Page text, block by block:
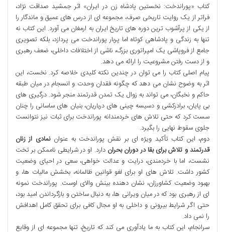
کتاب «پوراندخت: نخستین پادشاه زن در ایران» اثر جمشید صداقت نژاد،
فراتر از یک روایت تاریخی صرف، مجموعه ای از درس های عمیق و ماندگار را
از یکی از پرآشوب ترین دوره های تاریخ ایران به ارمغان می آورد. این کتاب نه
تنها به زندگی و پادشاهی کوتاه اما پربار پوراندخت می پردازد، بلکه تصویری
جامع از فروپاشی یک امپراتوری بزرگ، ناشی از اختلافات داخلی، ضعف رهبری
و از دست رفتن مشروعیت را ارائه می دهد.
پیام اصلی کتاب را می توان در چندین نکته کلیدی خلاصه کرد. نخست، این
اثر به وضوح نشان می دهد که چگونه فقدان وحدت و انسجام در میان طبقه
حاکم و نخبگان، می تواند به زوال یک تمدن قدرتمند منجر شود. درگیری های
بی پایان، برادرکشی و دسیسه چینی های درباریان، بنیان های ساسانی را چنان
سست کرد که حتی تلاش های خردمندانه پوراندخت برای ثبات نیز نتوانست
جلوی سقوط نهایی را بگیرد.
دوم، این کتاب تأکید ویژه ای بر نقش پوراندخت به عنواننمادی از زنان
قدرتمند و تلاش برای بقا در دوران بحران دارد. او در شرایطی ناممکن بر تخت
نشست، اما با خردمندی، درایت و عدالت خواهی، سعی در احیای وضعیت
کشور داشت. تلاش های او برای لغو قوانین ظالمانه، بخشش مالیات ها، و
بهبود وضعیت کشاورزان، نشان دهنده بینش والای اوست. پوراندخت نمونه
ای از رهبری بود که در میان ویرانی ها، به دنبال ساختن و بازگرداندن امید بود،
حتی اگر شرایط بیرونی و داخلی به او مجال کافی برای تحقق کامل اهدافش
را نمی داد.
سرانجام، این کتاب به ما یادآوری می کند که تاریخ، تنها مجموعه ای از وقایع